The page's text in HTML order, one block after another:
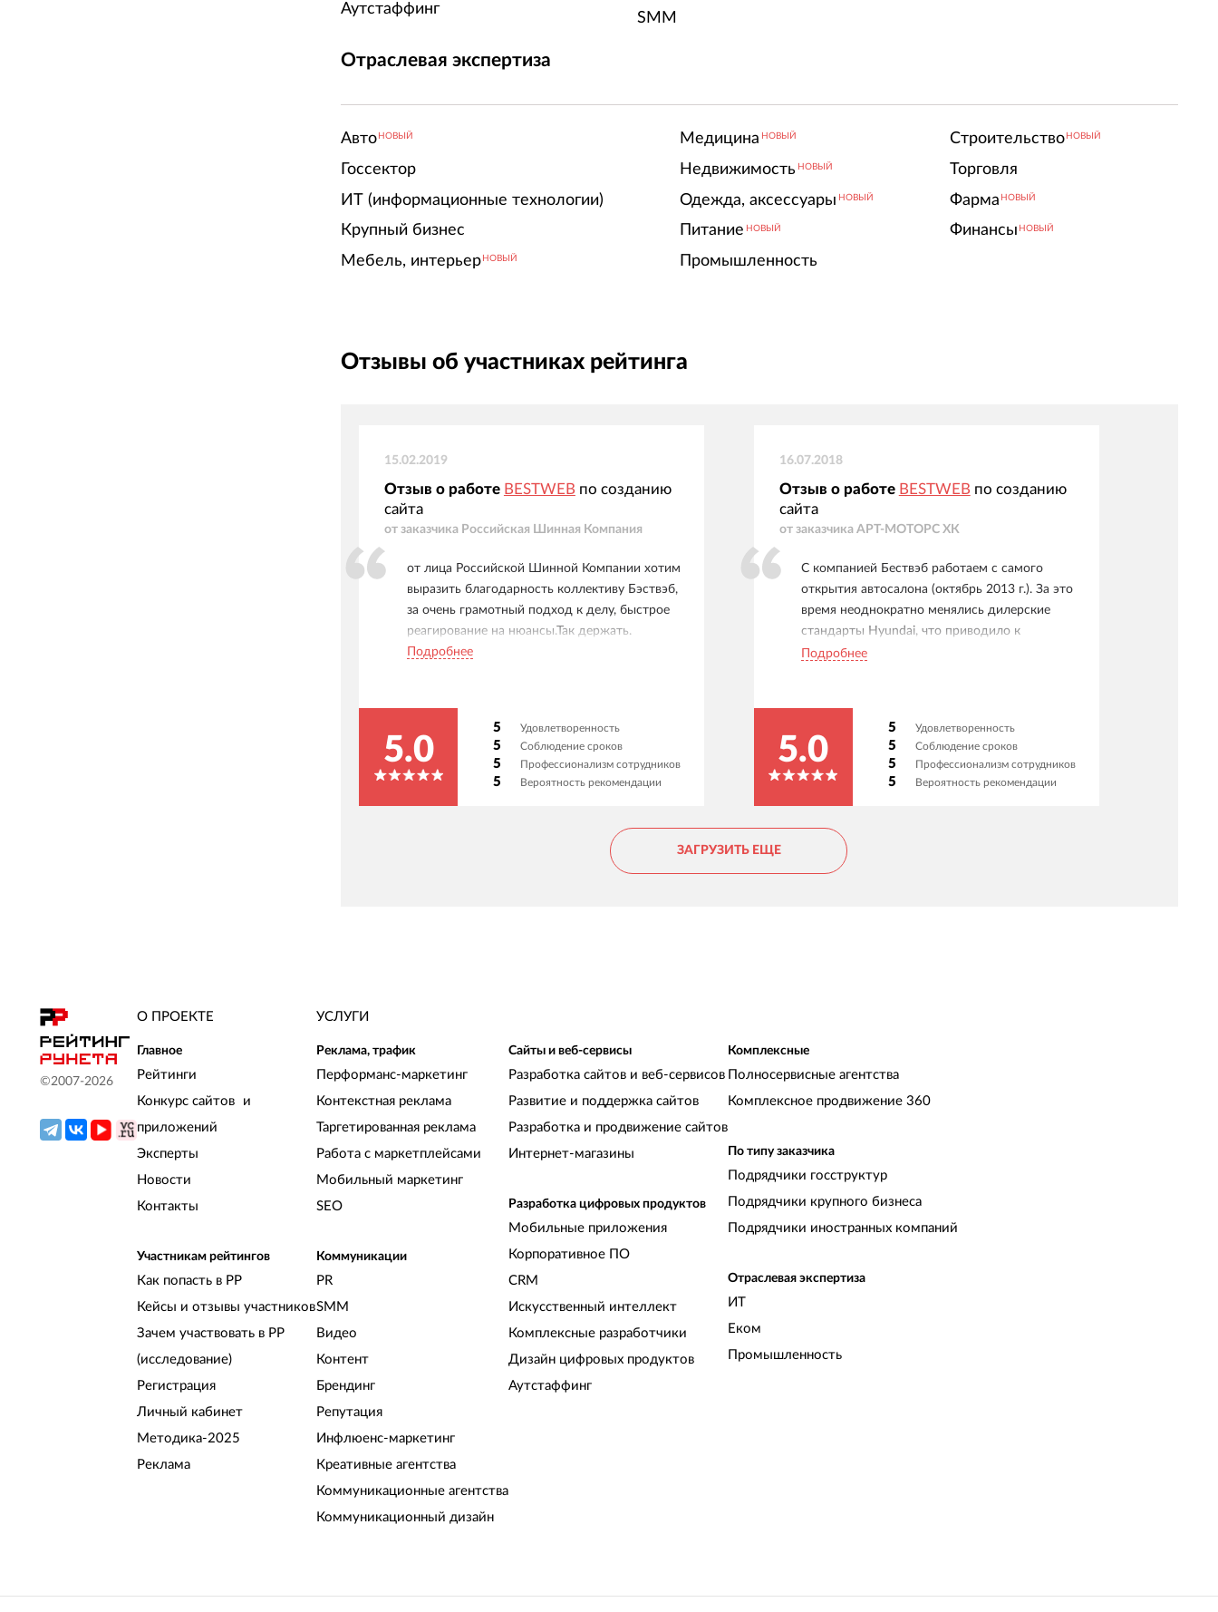
Аутстаффинг
SMM
Отраслевая экспертиза
Авто НОВЫЙ
Госсектор
ИТ (информационные технологии)
Крупный бизнес
Мебель, интерьер НОВЫЙ
Медицина НОВЫЙ
Недвижимость НОВЫЙ
Одежда, аксессуары НОВЫЙ
Питание НОВЫЙ
Промышленность
Строительство НОВЫЙ
Торговля
Фарма НОВЫЙ
Финансы НОВЫЙ
Отзывы об участниках рейтинга
15.02.2019
Отзыв о работе BESTWEB по созданию
сайта
от заказчика Российская Шинная Компания
от лица Российской Шинной Компании хотим
выразить благодарность коллективу Бэствэб,
за очень грамотный подход к делу, быстрое
реагирование на нюансы.Так держать.
Подробнее
5.0
5 Удовлетворенность
5 Соблюдение сроков
5 Профессионализм сотрудников
5 Вероятность рекомендации
16.07.2018
Отзыв о работе BESTWEB по созданию
сайта
от заказчика АРТ-МОТОРС ХК
С компанией Бествэб работаем с самого
открытия автосалона (октябрь 2013 г.). За это
время неоднократно менялись дилерские
стандарты Hyundai, что приводило к
необходимости полностью обновлять
поблагодарить Бествэб за отличную работу и
пожелать успехов в профессиональном и
творческом плане!
Подробнее
5.0
5 Удовлетворенность
5 Соблюдение сроков
5 Профессионализм сотрудников
5 Вероятность рекомендации
ЗАГРУЗИТЬ ЕЩЕ
©2007-2026
О ПРОЕКТЕ
Главное
Рейтинги
Конкурс сайтов и
приложений
Эксперты
Новости
Контакты
Участникам рейтингов
Как попасть в РР
Кейсы и отзывы участников
Зачем участвовать в РР
(исследование)
Регистрация
Личный кабинет
Методика-2025
Реклама
УСЛУГИ
Реклама, трафик
Перформанс-маркетинг
Контекстная реклама
Таргетированная реклама
Работа с маркетплейсами
Мобильный маркетинг
SEO
Коммуникации
PR
SMM
Видео
Контент
Брендинг
Репутация
Инфлюенс-маркетинг
Креативные агентства
Коммуникационные агентства
Коммуникационный дизайн
Сайты и веб-сервисы
Разработка сайтов и веб-сервисов
Развитие и поддержка сайтов
Разработка и продвижение сайтов
Интернет-магазины
Разработка цифровых продуктов
Мобильные приложения
Корпоративное ПО
CRM
Искусственный интеллект
Комплексные разработчики
Дизайн цифровых продуктов
Аутстаффинг
Комплексные
Полносервисные агентства
Комплексное продвижение 360
По типу заказчика
Подрядчики госструктур
Подрядчики крупного бизнеса
Подрядчики иностранных компаний
Отраслевая экспертиза
ИТ
Еком
Промышленность